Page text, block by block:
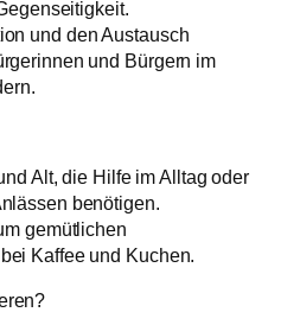
und den Austausch
und Bürgern im
Alt, die Hilfe im Alltag oder
benötigen.
gemütlichen
Kaffee und Kuchen.